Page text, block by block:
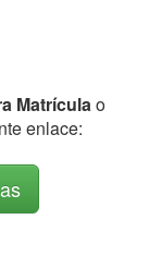
Matrículao
enlace: